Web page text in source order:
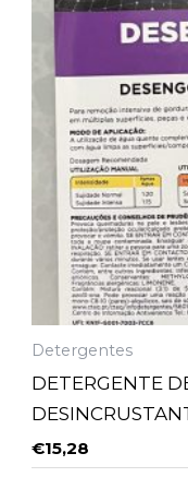
Detergentes
DETERGENTE
€15,28